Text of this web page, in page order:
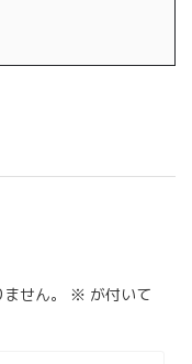
せん。 ※ が付いて